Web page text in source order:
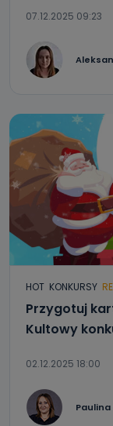
07.12.2025 09:23
HOT KONKURSY
Przygotuj
Kultowy
02.12.2025 18:00